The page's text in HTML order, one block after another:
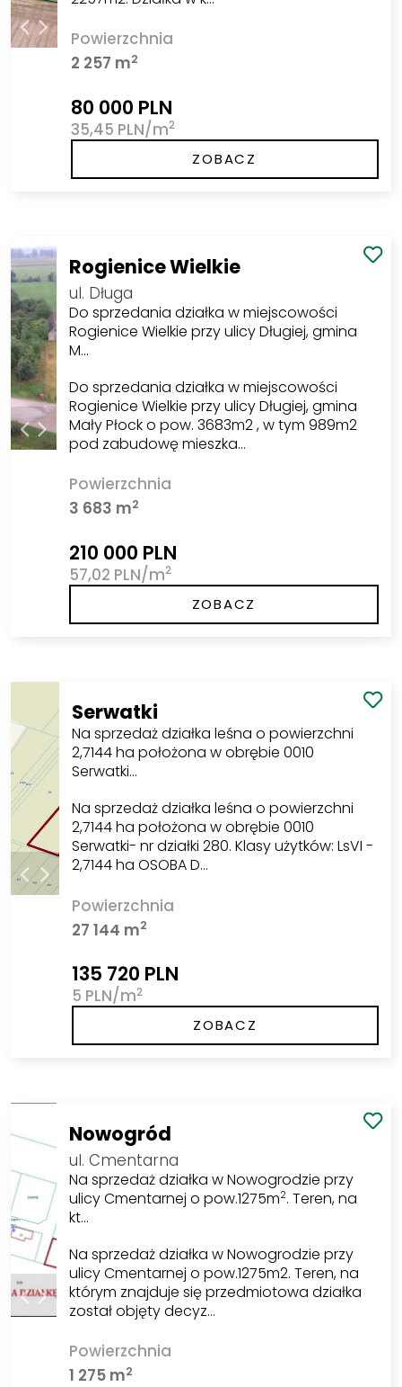
Powierzchnia
2 257 m2
80 000 PLN
35,45 PLN/m2
ZOBACZ
Rogienice Wielkie
ul. Długa
Do sprzedania działka w miejscowości
Rogienice Wielkie przy ulicy Długiej, gmina
M…
Do sprzedania działka w miejscowości
Rogienice Wielkie przy ulicy Długiej, gmina
Mały Płock o pow. 3683m2 , w tym 989m2
pod zabudowę mieszka…
Powierzchnia
3 683 m2
210 000 PLN
57,02 PLN/m2
ZOBACZ
Serwatki
Na sprzedaż działka leśna o powierzchni
2,7144 ha położona w obrębie 0010
Serwatki…
Na sprzedaż działka leśna o powierzchni
2,7144 ha położona w obrębie 0010
Serwatki- nr działki 280. Klasy użytków: LsVI -
2,7144 ha OSOBA D…
Powierzchnia
27 144 m2
135 720 PLN
5 PLN/m2
ZOBACZ
Nowogród
ul. Cmentarna
Na sprzedaż działka w Nowogrodzie przy
ulicy Cmentarnej o pow.1275m2. Teren, na
kt…
Na sprzedaż działka w Nowogrodzie przy
ulicy Cmentarnej o pow.1275m2. Teren, na
którym znajduje się przedmiotowa działka
został objęty decyz…
Powierzchnia
1 275 m2